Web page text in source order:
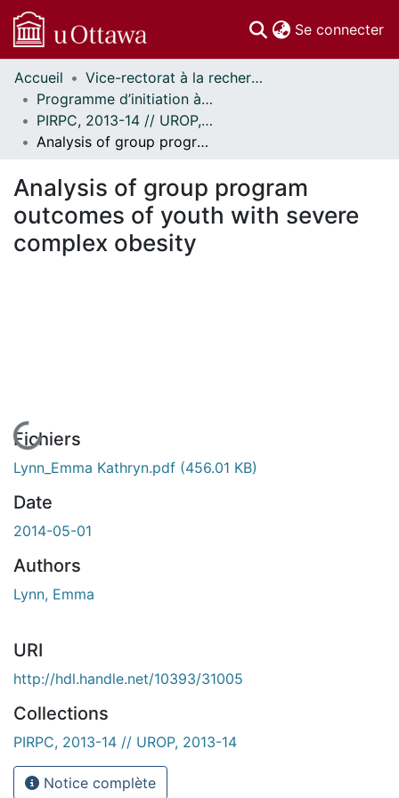
Se connecter
Communautés
et collections
Parcourir
Statistiques
À propos
Accueil
Vice-rectorat à la recherche // Office of the V-P, Research
Programme d’initiation à la recherche au premier cycle (PIRPC) // Undergraduate Research Opportunity Program (UROP)
PIRPC, 2013-14 // UROP, 2013-14
Analysis of group program outcomes of youth with severe complex obesity
Analysis of group program
outcomes of youth with severe
complex obesity
En cours de chargement...
Fichiers
Lynn_Emma Kathryn.pdf (456.01 KB)
Date
2014-05-01
Authors
Lynn, Emma
URI
http://hdl.handle.net/10393/31005
Collections
PIRPC, 2013-14 // UROP, 2013-14
Notice complète